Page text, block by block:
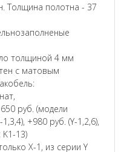
Толщина полотна - 37
толщиной 4 мм
с матовым
руб. (модели
+980 руб. (Y-1,2,6),
13)
X-1, из серии Y